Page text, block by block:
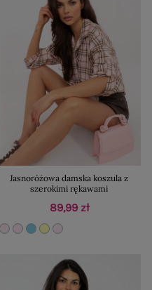
Jasnoróżowa damska koszula z
szerokimi rękawami
89,99 zł